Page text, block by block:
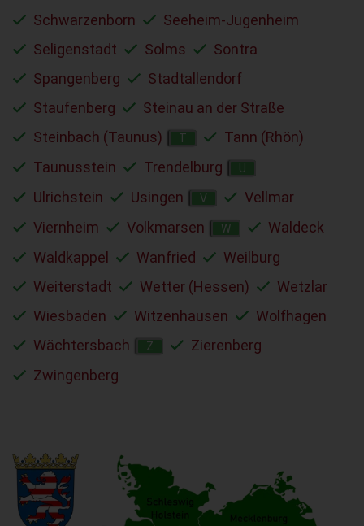
Schwarzenborn
Seeheim-Jugenheim
Seligenstadt
Solms
Sontra
Spangenberg
Stadtallendorf
Staufenberg
Steinau an der Straße
Steinbach (Taunus)
T
Tann (Rhön)
Taunusstein
Trendelburg U
Ulrichstein Usingen V
Vellmar
Viernheim
Volkmarsen W
Waldeck
Waldkappel
Wanfried
Weilburg
Weiterstadt
Wetter (Hessen)
Wetzlar
Wiesbaden
Witzenhausen
Wolfhagen
Wächtersbach
Z
Zierenberg
Zwingenberg